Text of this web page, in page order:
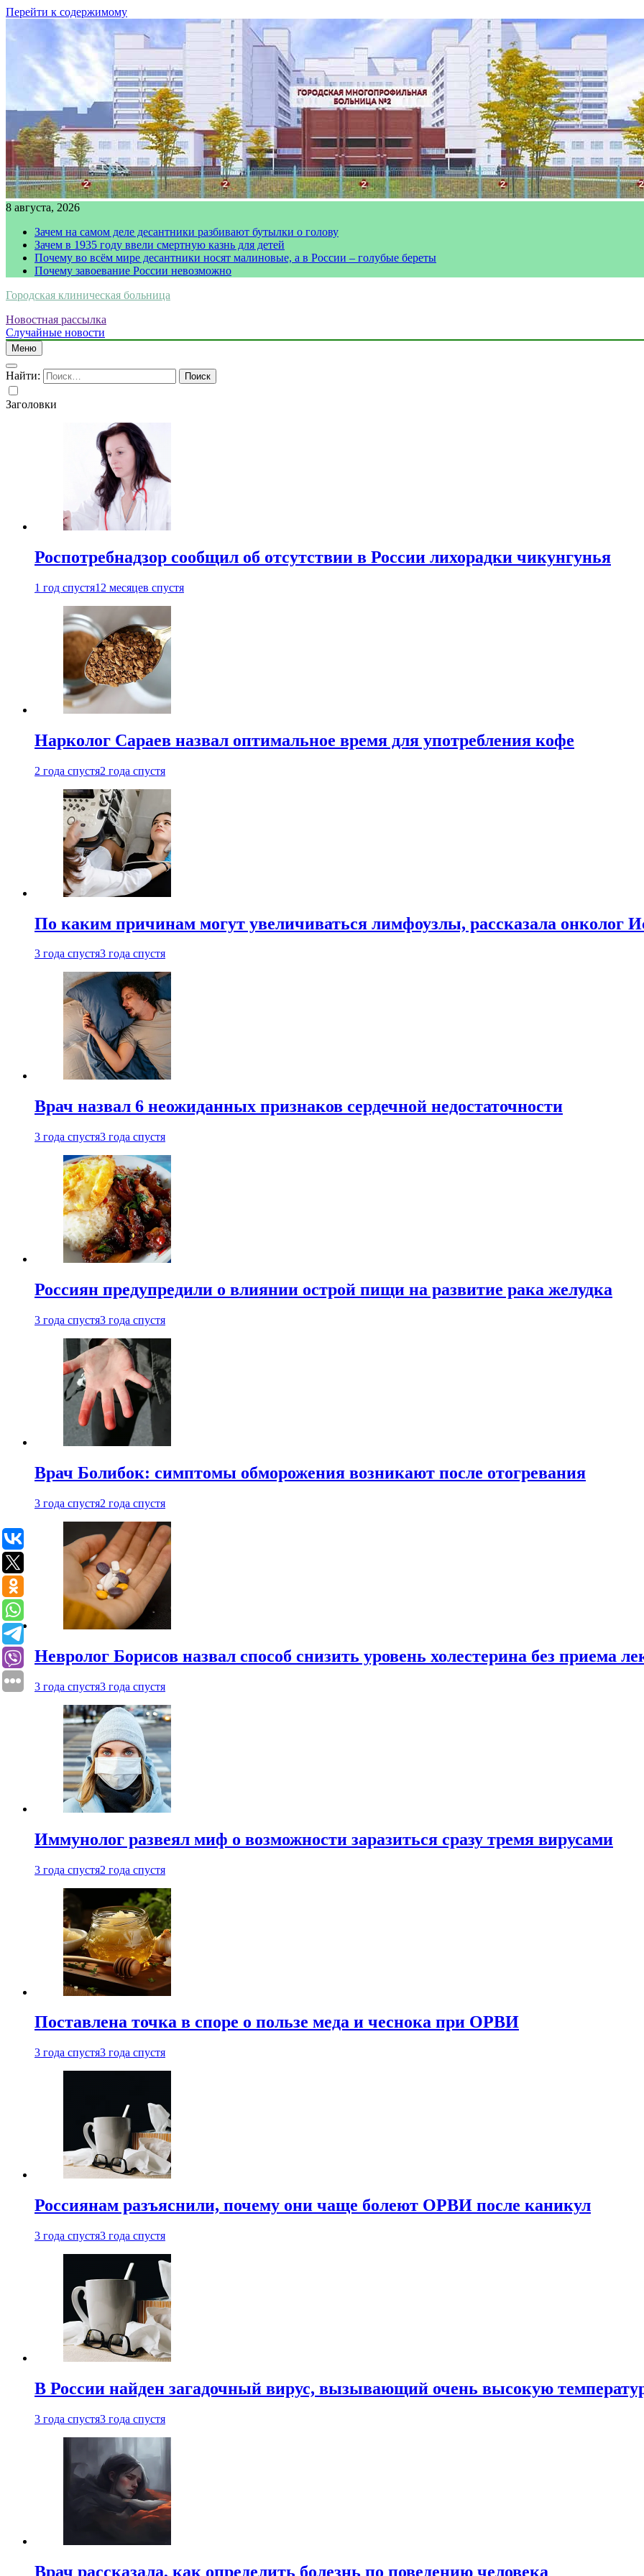
Перейти к содержимому
8 августа, 2026
Зачем на самом деле десантники разбивают бутылки о голову
Зачем в 1935 году ввели смертную казнь для детей
Почему во всём мире десантники носят малиновые, а в России – голубые береты
Почему завоевание России невозможно
Городская клиническая больница
Новостная рассылка
Случайные новости
Меню
Найти:
Заголовки
Роспотребнадзор сообщил об отсутствии в России лихорадки чикунгунья
1 год спустя12 месяцев спустя
Нарколог Сараев назвал оптимальное время для употребления кофе
2 года спустя2 года спустя
По каким причинам могут увеличиваться лимфоузлы, рассказала онколог
3 года спустя3 года спустя
Врач назвал 6 неожиданных признаков сердечной недостаточности
3 года спустя3 года спустя
Россиян предупредили о влиянии острой пищи на развитие рака желудка
3 года спустя3 года спустя
Врач Болибок: симптомы обморожения возникают после отогревания
3 года спустя2 года спустя
Невролог Борисов назвал способ снизить уровень холестерина без приема
3 года спустя3 года спустя
Иммунолог развеял миф о возможности заразиться сразу тремя вирусами
3 года спустя2 года спустя
Поставлена точка в споре о пользе меда и чеснока при ОРВИ
3 года спустя3 года спустя
Россиянам разъяснили, почему они чаще болеют ОРВИ после каникул
3 года спустя3 года спустя
В России найден загадочный вирус, вызывающий очень высокую
3 года спустя3 года спустя
Врач рассказала, как определить болезнь по поведению человека